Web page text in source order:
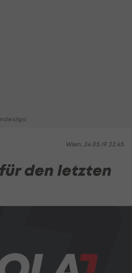
Wien, 24.05.19 22:45
den letzten